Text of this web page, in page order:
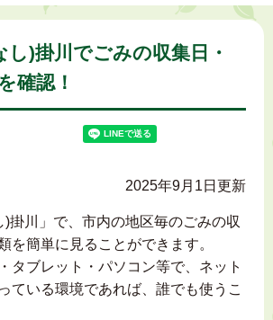
)掛川でごみの収集日・
確認！
2025年9月1日更新
)掛川」で、市内の地区毎のごみの収
を簡単に見ることができます。
タブレット・パソコン等で、ネット
ている環境であれば、誰でも使うこ